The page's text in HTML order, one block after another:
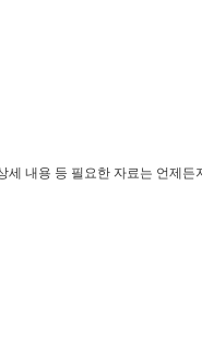
내용 등 필요한 자료는 언제든